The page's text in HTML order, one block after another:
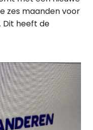
zes maanden voor
Dit heeft de